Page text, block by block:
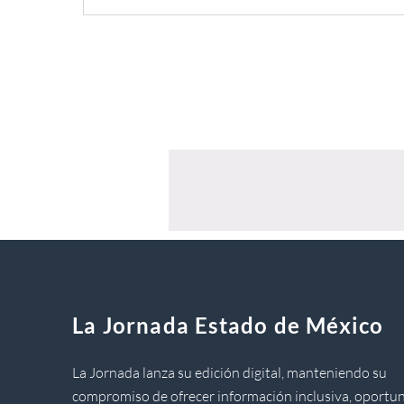
La Jornada Estado de México
La Jornada lanza su edición digital, manteniendo su
compromiso de ofrecer información inclusiva,